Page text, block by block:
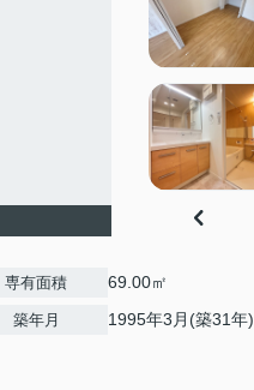
専有面積 69.00㎡
築年月 1995年3月(築31年)